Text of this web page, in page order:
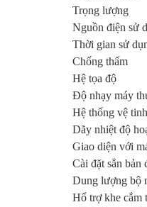
Trọng
Nguồn điện
Thời gian sử
Chống
Hệ tọa độ :
Độ nhạy
Hệ thống
Dãy nhiệt độ
Giao diện với
Cài đặt sẳn
Dung lượng bộ
Hổ trợ khe cắm